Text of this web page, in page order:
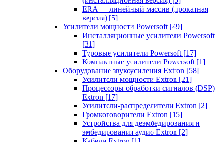
ERA — линейный массив (прокатная
версия) [5]
Усилители мощности Powersoft [49]
Инсталляционные усилители Powersoft
[31]
Туровые усилители Powersoft [17]
Компактные усилители Powersoft [1]
Оборудование звукоусиления Extron [58]
Усилители мощности Extron [21]
Процессоры обработки сигналов (DSP)
Extron [17]
Усилители-распределители Extron [2]
Громкоговорители Extron [15]
Устройства для деэмбедирования и
эмбедирования аудио Extron [2]